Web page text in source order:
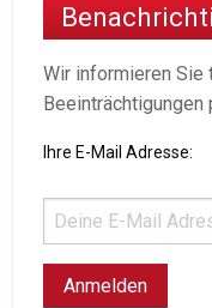
Wir informieren Sie
Beeinträchtigungen
Ihre E-Mail Adresse: